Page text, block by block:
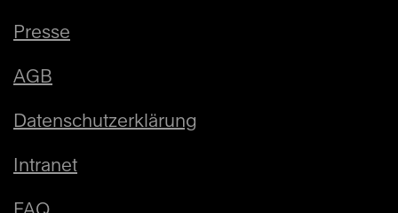
Presse
AGB
Datenschutzerklärung
Intranet